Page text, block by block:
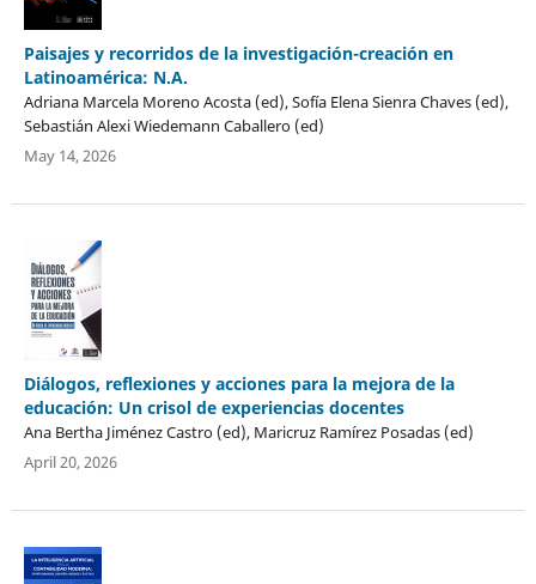
Paisajes y recorridos de la investigación-creación en
Latinoamérica: N.A.
Adriana Marcela Moreno Acosta (ed), Sofía Elena Sienra Chaves (ed),
Sebastián Alexi Wiedemann Caballero (ed)
May 14, 2026
Diálogos, reflexiones y acciones para la mejora de la
educación: Un crisol de experiencias docentes
Ana Bertha Jiménez Castro (ed), Maricruz Ramírez Posadas (ed)
April 20, 2026